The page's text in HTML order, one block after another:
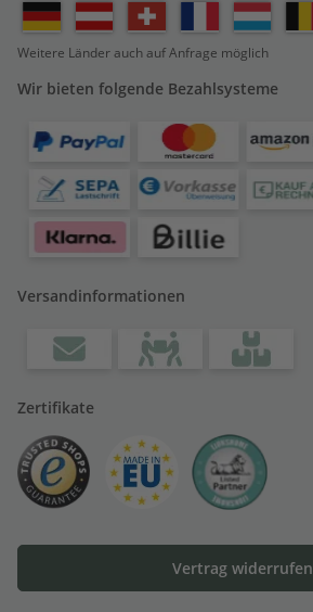
Weitere Länder auch auf Anfrage möglich
Wir bieten folgende Bezahlsysteme
Versandinformationen
Zertifikate
Vertrag widerrufen